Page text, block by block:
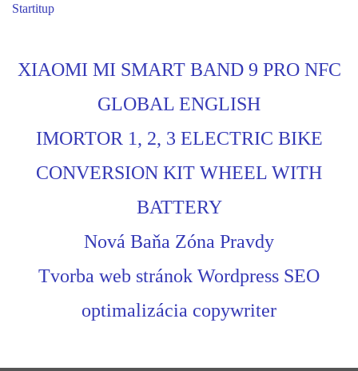
Startitup
XIAOMI MI SMART BAND 9 PRO NFC
GLOBAL ENGLISH
IMORTOR 1, 2, 3 ELECTRIC BIKE
CONVERSION KIT WHEEL WITH
BATTERY
Nová Baňa Zóna Pravdy
Tvorba web stránok Wordpress SEO
optimalizácia copywriter